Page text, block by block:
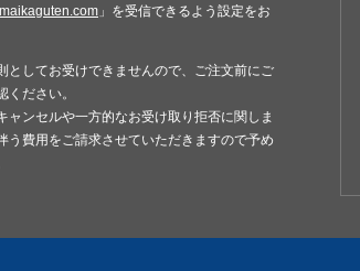
」を受信できるよう設定をお
としてお受けできませんので、ご注文前にご
ください。
ャンセルや一方的なお受け取り拒否に関しま
う費用をご請求させていただきますので予め